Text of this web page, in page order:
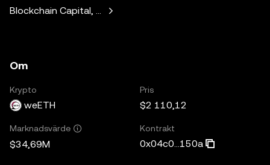
Blockchain Capital, Standard Crypto, Blockchain.com
Om
Krypto
weETH
Pris
$2 110,12
Marknadsvärde
$34,69M
Kontrakt
0x04c0...150a